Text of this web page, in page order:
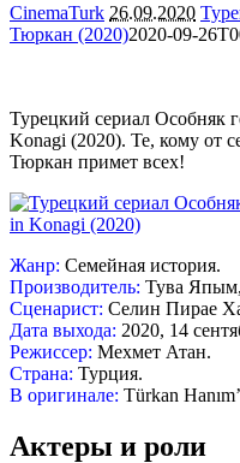
CinemaTurk 26.09.2020
Тюркан (2020)2020-09-
Турецкий сериал Особняк
Konagi (2020). Те, кому от
Тюркан примет всех!
Жанр: Семейная история.
Производитель: Тува
Сценарист: Селин Пирае
Дата выхода: 2020, 14
Режиссер: Мехмет Атан.
Страна: Турция.
В оригинале: Türkan
Актеры и роли